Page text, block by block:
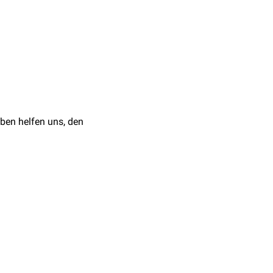
helfen uns, den